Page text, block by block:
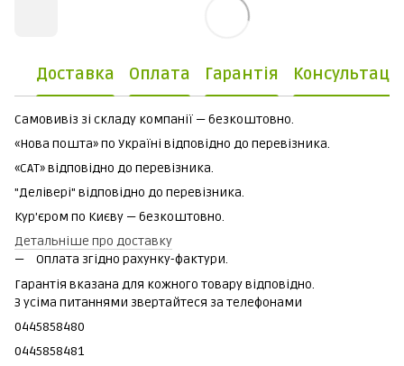
Доставка Оплата Гарантія
Самовивіз зі складу компанії — безкоштовно.
«Нова пошта» по Україні відповідно до перевізника.
«САТ» відповідно до перевізника.
"Делівері" відповідно до перевізника.
Кур'єром по Києву — безкоштовно.
Детальніше про доставку
Оплата згідно рахунку-фактури.
Гарантія вказана для кожного товару відповідно.
З усіма питаннями звертайтеся за телефонами
0445858480
0445858481